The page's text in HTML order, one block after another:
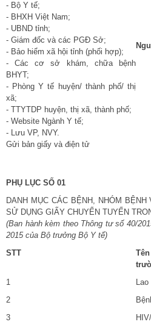
- Bộ Y tế;
- BHXH Việt Nam;
- UBND tỉnh;
- Giám đốc và các PGĐ Sở;
- Bảo hiểm xã hội tỉnh (phối hợp);
- Các cơ sở khám, chữa bệnh
BHYT;
- Phòng Y tế huyện/ thành phố/ thị
xã;
- TTYTDP huyện, thị xã, thành phố;
- Website Ngành Y tế;
- Lưu VP, NVY.
Gửi bản giấy và điện tử
PHỤ LỤC SỐ 01
DANH MỤC CÁC BỆNH, NHÓM
SỬ DỤNG GIẤY CHUYỂN TUYẾN
(Ban hành kèm theo Thông tư số 40/201
2015 của Bộ trưởng Bộ Y tế)
STT
1
2
3